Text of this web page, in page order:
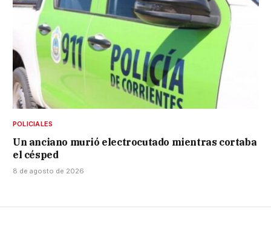
POLICIALES
Un anciano murió electrocutado mientras cortaba
el césped
8 de agosto de 2026